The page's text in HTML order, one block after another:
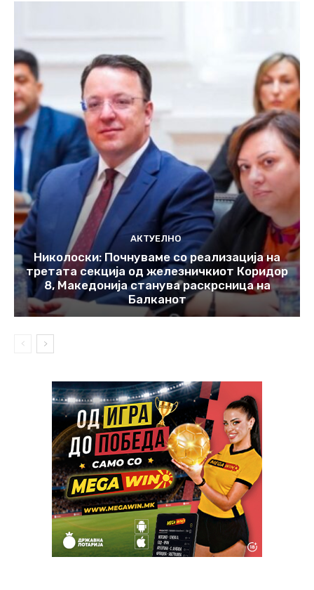
АКТУЕЛНО
Николоски: Почнуваме со реализација на
третата секција од железничкиот Коридор
8, Македонија станува раскрсница на
Балканот